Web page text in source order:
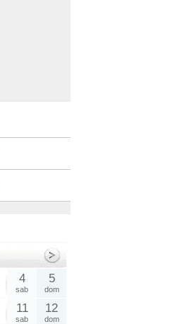
4
sab
5
dom
11
sab
12
dom